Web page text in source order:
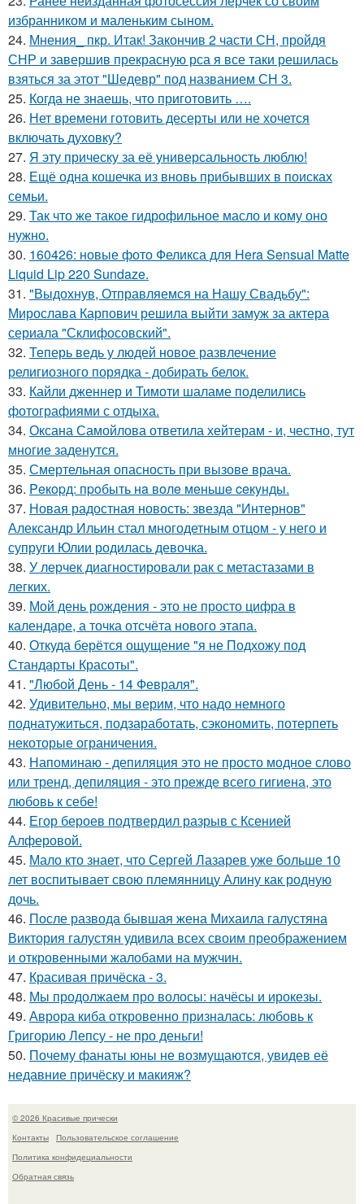
избранником и маленьким сыном.
24. Мнения_ пкр. Итак! Закончив 2 части СН, пройдя
СНР и завершив прекрасную рса я все таки решилась
взяться за этот "Шедевр" под названием СН 3.
25. Когда не знаешь, что приготовить ….
26. Нет времени готовить десерты или не хочется
включать духовку?
27. Я эту прическу за её универсальность люблю!
28. Ещё одна кошечка из вновь прибывших в поисках
семьи.
29. Так что же такое гидрофильное масло и кому оно
нужно.
30. 160426: новые фото Феликса для Hera Sensual Matte
Liquid Lip 220 Sundaze.
31. "Выдохнув, Отправляемся на Нашу Свадьбу":
Мирослава Карпович решила выйти замуж за актера
сериала "Склифосовский".
32. Теперь ведь у людей новое развлечение
религиозного порядка - добирать белок.
33. Кайли дженнер и Тимоти шаламе поделились
фотографиями с отдыха.
34. Оксана Самойлова ответила хейтерам - и, честно, тут
многие заденутся.
35. Смертельная опасность при вызове врача.
36. Peкopд: пpoбыть нa вoлe мeньшe ceкyнды.
37. Новая радостная новость: звезда "Интернов"
Александр Ильин стал многодетным отцом - у него и
супруги Юлии родилась девочка.
38. У лерчек диагностировали рак с метастазами в
легких.
39. Мой день рождения - это не просто цифра в
календаре, а точка отсчёта нового этапа.
40. Откуда берётся ощущение "я не Подхожу под
Стандарты Красоты".
41. "Любой День - 14 Февраля".
42. Удивительно, мы верим, что надо немного
поднатужиться, подзаработать, сэкономить, потерпеть
некоторые ограничения.
43. Напоминаю - депиляция это не просто модное слово
или тренд, депиляция - это прежде всего гигиена, это
любовь к себе!
44. Егор бероев подтвердил разрыв с Ксенией
Алферовой.
45. Мало кто знает, что Сергей Лазарев уже больше 10
лет воспитывает свою племянницу Алину как родную
дочь.
46. После развода бывшая жена Михаила галустяна
Виктория галустян удивила всех своим преображением
и откровенными жалобами на мужчин.
47. Красивая причёска - 3.
48. Мы продолжаем про волосы: начёсы и ирокезы.
49. Аврора киба откровенно призналась: любовь к
Григорию Лепсу - не про деньги!
50. Почему фанаты юны не возмущаются, увидев её
недавние причёску и макияж?
© 2026 Красивые прически
Контакты
Пользовательское соглашение
Политика конфидециальности
Обратная связь